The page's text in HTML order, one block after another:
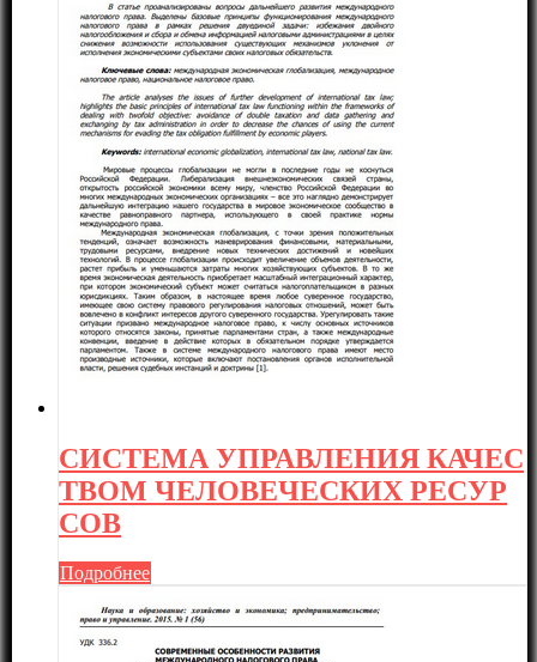
СИСТЕМА УПРАВЛЕНИЯ КАЧЕС
ТВОМ ЧЕЛОВЕЧЕСКИХ РЕСУР
СОВ
Подробнее